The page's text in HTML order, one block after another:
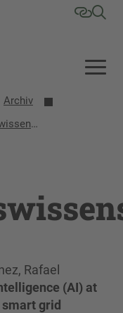
Archiv
Nachwuchswissenschaftler
Rafael
(AI) at
grid